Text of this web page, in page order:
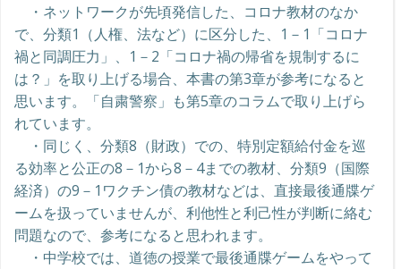
・ネットワークが先頃発信した、コロナ教材のなか
で、分類1（人権、法など）に区分した、1－1「コロナ
禍と同調圧力」、1－2「コロナ禍の帰省を規制するに
は？」を取り上げる場合、本書の第3章が参考になると
思います。「自粛警察」も第5章のコラムで取り上げら
れています。
・同じく、分類8（財政）での、特別定額給付金を巡
る効率と公正の8－1から8－4までの教材、分類9（国際
経済）の9－1ワクチン債の教材などは、直接最後通牒ゲ
ームを扱っていませんが、利他性と利己性が判断に絡む
問題なので、参考になると思われます。
・中学校では、道徳の授業で最後通牒ゲームをやって